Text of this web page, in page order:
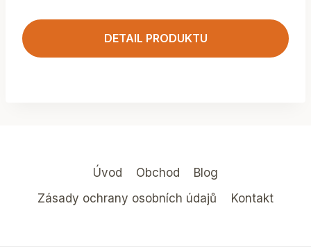
DETAIL PRODUKTU
Úvod Obchod
Blog
Zásady ochrany osobních údajů
Kontakt